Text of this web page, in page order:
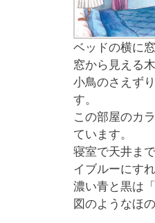
ベッドの横に
窓から見える
小鳥のさえず
す。
この部屋のカ
ています。
寝室で天井ま
イブルーにす
濃い青と黒は
図のようなほ